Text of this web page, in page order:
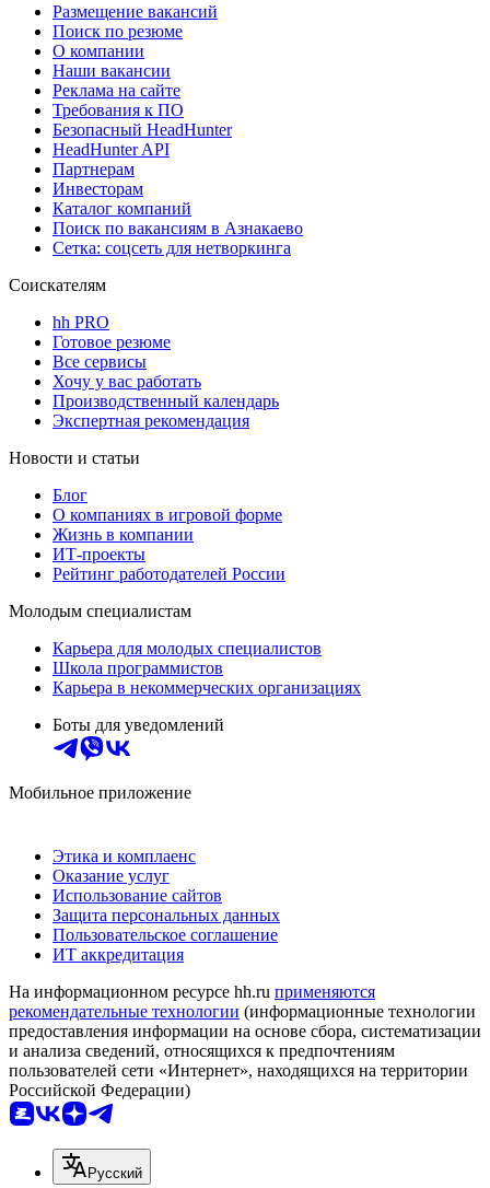
Размещение вакансий
Поиск по резюме
О компании
Наши вакансии
Реклама на сайте
Требования к ПО
Безопасный HeadHunter
HeadHunter API
Партнерам
Инвесторам
Каталог компаний
Поиск по вакансиям в Азнакаево
Сетка: соцсеть для нетворкинга
Соискателям
hh PRO
Готовое резюме
Все сервисы
Хочу у вас работать
Производственный календарь
Экспертная рекомендация
Новости и статьи
Блог
О компаниях в игровой форме
Жизнь в компании
ИТ-проекты
Рейтинг работодателей России
Молодым специалистам
Карьера для молодых специалистов
Школа программистов
Карьера в некоммерческих организациях
Боты для уведомлений
Мобильное приложение
Этика и комплаенс
Оказание услуг
Использование сайтов
Защита персональных данных
Пользовательское соглашение
ИТ аккредитация
На информационном ресурсе hh.ru применяются
рекомендательные технологии (информационные технологии
предоставления информации на основе сбора, систематизации
и анализа сведений, относящихся к предпочтениям
пользователей сети «Интернет», находящихся на территории
Российской Федерации)
Русский